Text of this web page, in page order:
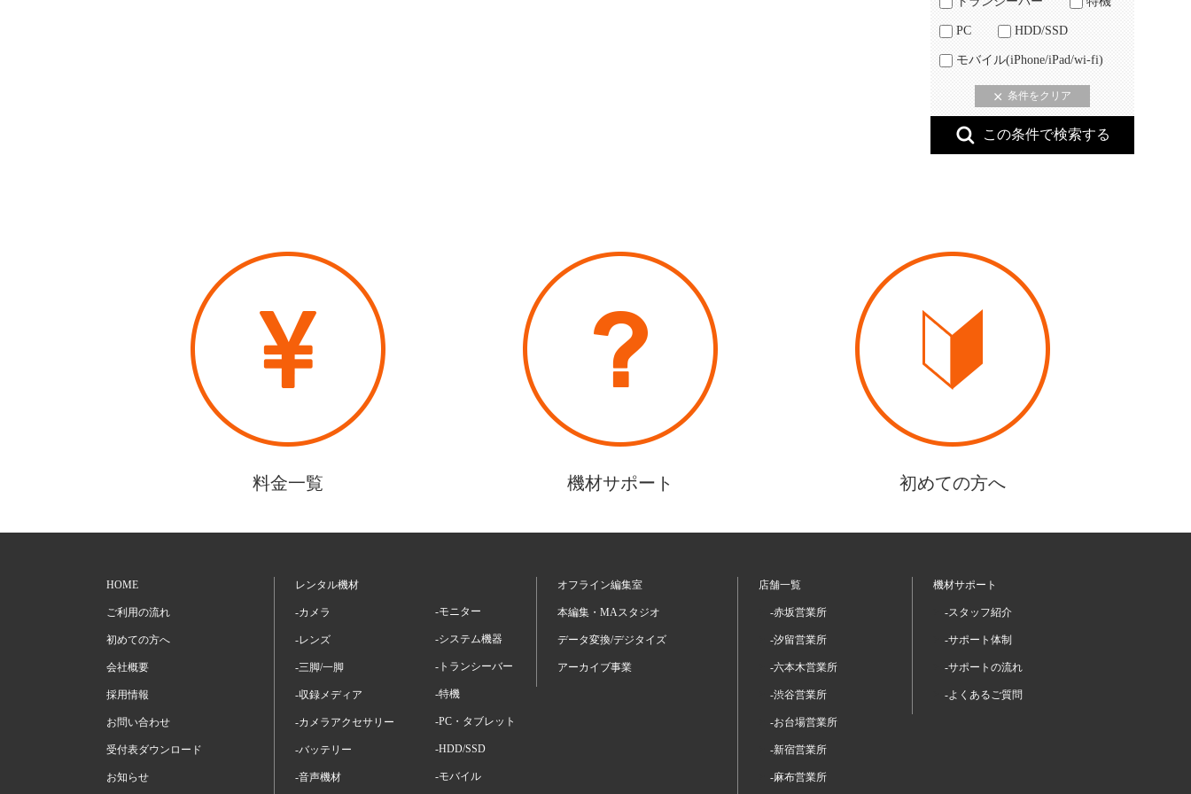
PC HDD/SSD
モバイル(iPhone/iPad/wi-fi)
料金一覧 機材サポート 初めての方へ
HOME
ご利用の流れ
初めての方へ
会社概要
採用情報
お問い合わせ
受付表ダウンロード
お知らせ
レンタル機材
-カメラ
-レンズ
-三脚/一脚
-収録メディア
-カメラアクセサリー
-バッテリー
-音声機材
-モニター
-システム機器
-トランシーバー
-特機
-PC・タブレット
-HDD/SSD
-モバイル
オフライン編集室
本編集・MAスタジオ
データ変換/デジタイズ
アーカイブ事業
店舗一覧
-赤坂営業所
-汐留営業所
-六本木営業所
-渋谷営業所
-お台場営業所
-新宿営業所
-麻布営業所
機材サポート
-スタッフ紹介
-サポート体制
-サポートの流れ
-よくあるご質問